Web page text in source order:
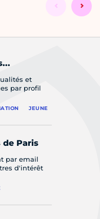
et
par profil
JEUNE
de Paris
par email
d'intérêt